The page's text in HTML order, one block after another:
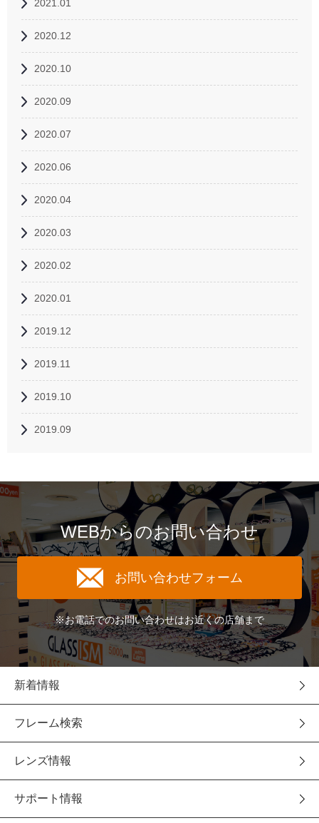
2021.01
2020.12
2020.10
2020.09
2020.07
2020.06
2020.04
2020.03
2020.02
2020.01
2019.12
2019.11
2019.10
2019.09
WEBからのお問い合わせ
お問い合わせフォーム
※お電話でのお問い合わせはお近くの店舗まで
新着情報
フレーム検索
レンズ情報
サポート情報